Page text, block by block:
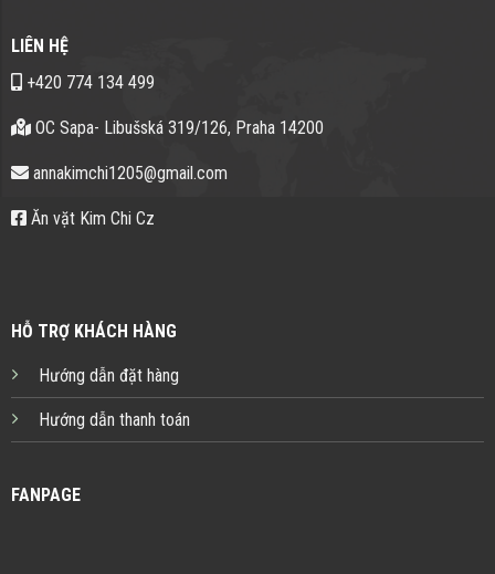
LIÊN HỆ
+420 774 134 499
OC Sapa- Libušská 319/126, Praha 14200
annakimchi1205@gmail.com
Ăn vặt Kim Chi Cz
HỖ TRỢ KHÁCH HÀNG
Hướng dẫn đặt hàng
Hướng dẫn thanh toán
FANPAGE